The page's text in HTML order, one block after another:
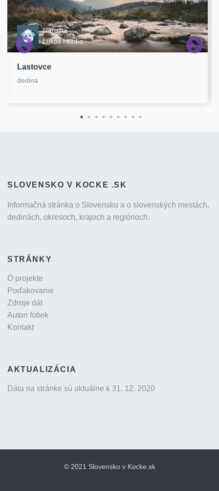
starosta
Lukáš Hrinko
Lastovce
dedina
SLOVENSKO V KOCKE .SK
Informačná stránka o Slovensku a o slovenských mestách,
dedinách, okresoch, krajoch a regiónoch.
STRÁNKY
O projekte
Poďakovanie
Zdroje dát
Autori fotiek
Kontakt
AKTUALIZÁCIA
Dáta na stránke sú aktuálne k 31. 12. 2020
© 2021 Slovensko v Kocke.sk